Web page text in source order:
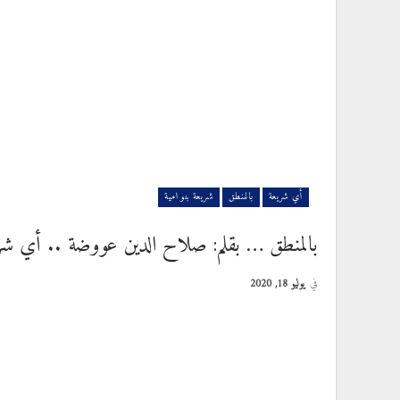
أي شريعة بالمنطق شريعة بنو امية
بالمنطق … بقلم: صلاح الدين عووضة .. أي
في يوليو 18, 2020